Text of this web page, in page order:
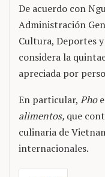
De acuerdo con
Administración
Cultura, Deportes
considera la
apreciada por
En particular, Pho
alimentos, que
culinaria de
internacionales.